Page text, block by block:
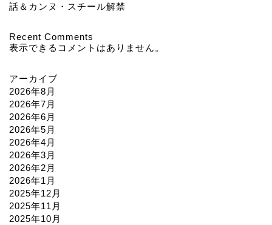
話＆カンヌ・スチール解禁
Recent Comments
表示できるコメントはありません。
アーカイブ
2026年8月
2026年7月
2026年6月
2026年5月
2026年4月
2026年3月
2026年2月
2026年1月
2025年12月
2025年11月
2025年10月